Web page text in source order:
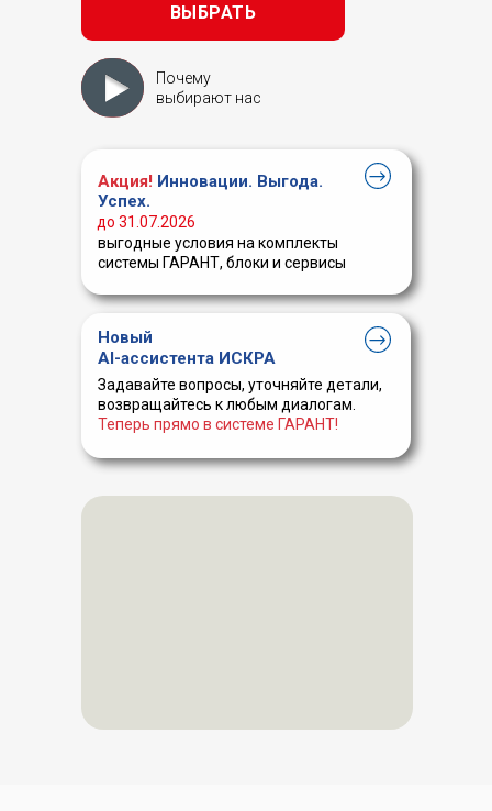
ВЫБРАТЬ
Почему
выбирают нас
Акция! Инновации. Выгода.
Успех.
выгодные условия на комплекты
системы ГАРАНТ, блоки и сервисы
до 31.07.2026
Новый
AI-ассистента ИСКРА
Задавайте вопросы, уточняйте детали,
возвращайтесь к любым диалогам.
Теперь прямо в системе ГАРАНТ!